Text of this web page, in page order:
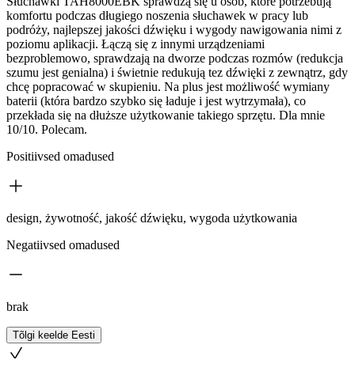
komfortu podczas długiego noszenia słuchawek w pracy lub
podróży, najlepszej jakości dźwięku i wygody nawigowania nimi z
poziomu aplikacji. Łączą się z innymi urządzeniami
bezproblemowo, sprawdzają na dworze podczas rozmów (redukcja
szumu jest genialna) i świetnie redukują tez dźwięki z zewnątrz, gdy
chcę popracować w skupieniu. Na plus jest możliwość wymiany
baterii (która bardzo szybko się ładuje i jest wytrzymała), co
przekłada się na dłuższe użytkowanie takiego sprzętu. Dla mnie
10/10. Polecam.
Positiivsed omadused
design, żywotność, jakość dźwięku, wygoda użytkowania
Negatiivsed omadused
brak
Tõlgi keelde Eesti